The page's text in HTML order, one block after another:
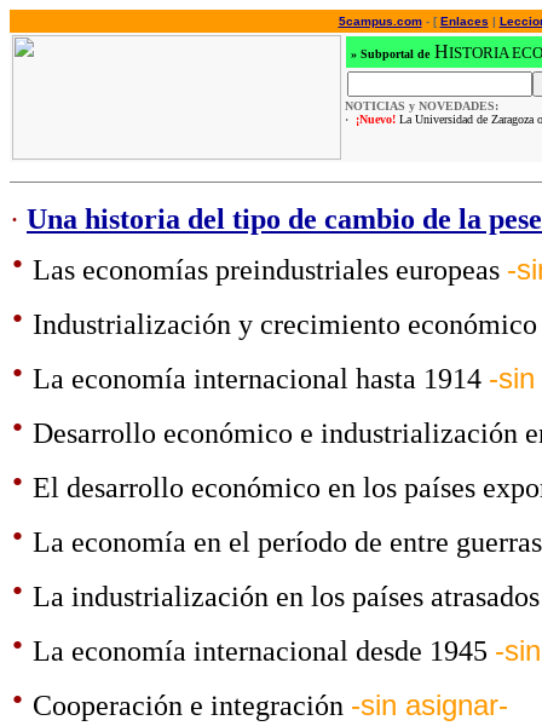
5campus.com - [Enlaces |
» Subportal de HISTORIA
NOTICIAS y NOVEDADES:
·
¡Nuevo! La Universidad de Zaragoza
· Una historia del tipo de cambio de la
· Las economías preindustriales europeas -
· Industrialización y crecimiento
· La economía internacional hasta 1914 -
· Desarrollo económico e industrialización
· El desarrollo económico en los países
· La economía en el período de entre
· La industrialización en los países
· La economía internacional desde 1945 -
· Cooperación e integración -sin asignar-